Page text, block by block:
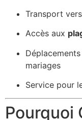
Transport
Accès aux
mariages
Service pour
Pourquoi